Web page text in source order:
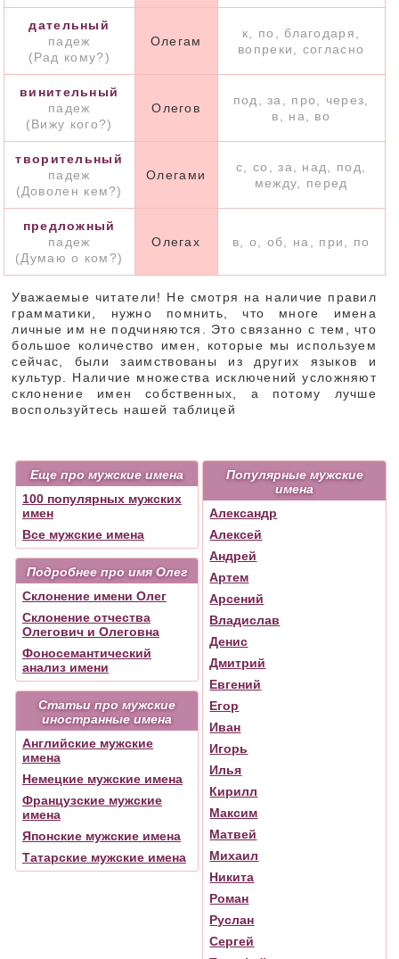
дательный
падеж
(Рад кому?)
Олегам
к, по, благодаря,
вопреки, согласно
винительный
падеж
(Вижу кого?)
Олегов
под, за, про, через,
в, на, во
творительный
падеж
(Доволен кем?)
Олегами
с, со, за, над, под,
между, перед
предложный
падеж
(Думаю о ком?)
Олегах в, о, об, на, при, по
Уважаемые читатели! Не смотря на наличие правил
грамматики, нужно помнить, что многе имена
личные им не подчиняются. Это связанно с тем, что
большое количество имен, которые мы используем
сейчас, были заимствованы из других языков и
культур. Наличие множества исключений усложняют
склонение имен собственных, а потому лучше
воспользуйтесь нашей таблицей
Популярные мужские
имена
Александр
Алексей
Андрей
Артем
Арсений
Владислав
Денис
Дмитрий
Евгений
Егор
Иван
Игорь
Илья
Кирилл
Максим
Матвей
Михаил
Никита
Роман
Руслан
Сергей
Еще про мужские имена
100 популярных мужских
имен
Все мужские имена
Подробнее про имя Олег
Склонение имени Олег
Склонение отчества
Олегович и Олеговна
Фоносемантический
анализ имени
Статьи про мужские
иностранные имена
Английские мужские
имена
Немецкие мужские имена
Французские мужские
имена
Японские мужские имена
Татарские мужские имена